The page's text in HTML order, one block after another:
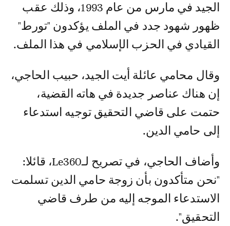
الجيد في مارس من عام 1993، وذلك عقب
ظهور شهود جدد في الملف يؤكدون "تورط"
القيادي في الحزب الإسلامي في هذا الملف.
وقال محامي عائلة أيت الجيد، حبيب الحاجي،
إن هناك عناصر جديدة في هاته القضية،
حتمت على قاضي التحقيق توجيه استدعاء
إلى حامي الدين.
وأضاف الحاجي، في تصريح لـLe360، قائلا:
"نحن متأكدون بأن زوجة حامي الدين تسلمت
الاستدعاء الموجه إليه من طرف قاضي
التحقيق".